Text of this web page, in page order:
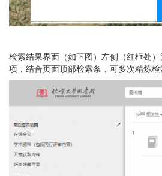
检索结果界面（如下图）左侧（红框处
项，结合页面顶部检索条，可多次精炼检